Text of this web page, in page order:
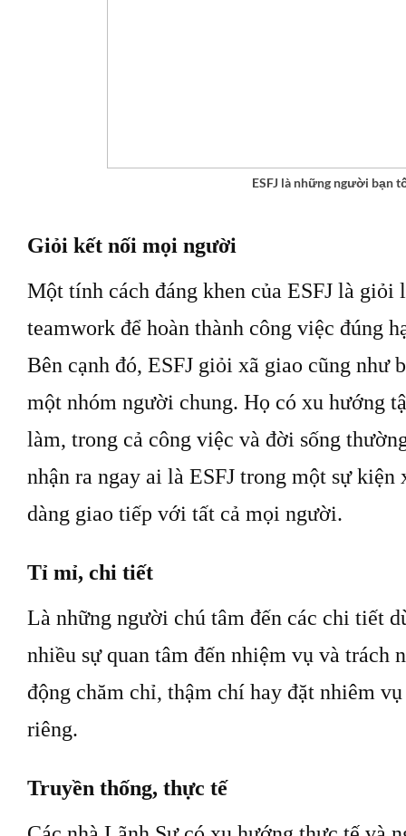
ESFJ là những người bạn
Giỏi kết nối mọi người
Một tính cách đáng khen của ESFJ là
teamwork để hoàn thành công việc đúng
Bên cạnh đó, ESFJ giỏi xã giao cũng như
một nhóm người chung. Họ có xu hướng
làm, trong cả công việc và đời sống
nhận ra ngay ai là ESFJ trong một sự kiện
dàng giao tiếp với tất cả mọi người.
Tỉ mỉ, chi tiết
Là những người chú tâm đến các chi tiết
nhiều sự quan tâm đến nhiệm vụ và trách
động chăm chỉ, thậm chí hay đặt nhiêm
riêng.
Truyền thống, thực tế